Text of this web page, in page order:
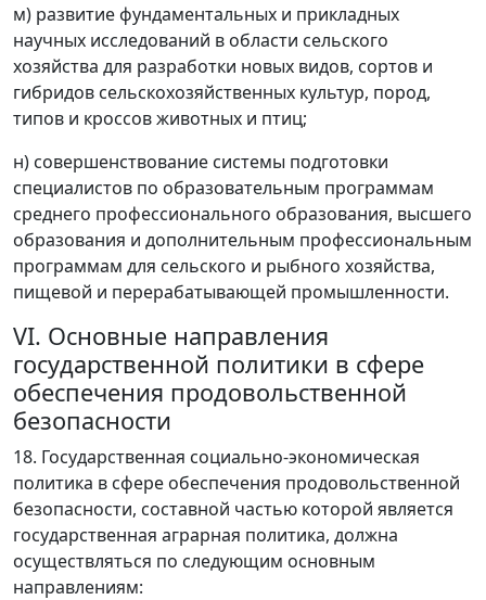
м) развитие фундаментальных и прикладных
научных исследований в области сельского
хозяйства для разработки новых видов, сортов и
гибридов сельскохозяйственных культур, пород,
типов и кроссов животных и птиц;
н) совершенствование системы подготовки
специалистов по образовательным программам
среднего профессионального образования, высшего
образования и дополнительным профессиональным
программам для сельского и рыбного хозяйства,
пищевой и перерабатывающей промышленности.
VI. Основные направления
государственной политики в сфере
обеспечения продовольственной
безопасности
18. Государственная социально-экономическая
политика в сфере обеспечения продовольственной
безопасности, составной частью которой является
государственная аграрная политика, должна
осуществляться по следующим основным
направлениям: